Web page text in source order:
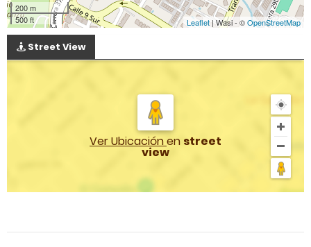
200 m
500 ft
Leaflet | Wasi - ©OpenStreetMap
Street View
Ver Ubicaciónen street
view